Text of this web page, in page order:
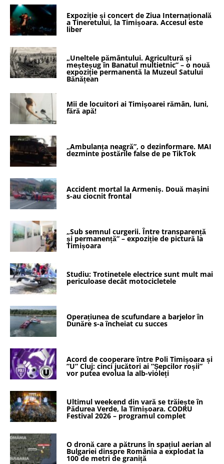
Expoziție și concert de Ziua Internațională
a Tineretului, la Timișoara. Accesul este
liber
„Uneltele pământului. Agricultură și
meșteșug în Banatul multietnic” – o nouă
expoziție permanentă la Muzeul Satului
Bănățean
Mii de locuitori ai Timișoarei rămân, luni,
fără apă!
„Ambulanța neagră”, o dezinformare. MAI
dezminte postările false de pe TikTok
Accident mortal la Armeniș. Două mașini
s-au ciocnit frontal
„Sub semnul curgerii. Între transparență
și permanență” – expoziție de pictură la
Timișoara
Studiu: Trotinetele electrice sunt mult mai
periculoase decât motocicletele
Operațiunea de scufundare a barjelor în
Dunăre s-a încheiat cu succes
Acord de cooperare între Poli Timișoara și
”U” Cluj: cinci jucători ai ”Șepcilor roșii”
vor putea evolua la alb-violeți
Ultimul weekend din vară se trăiește în
Pădurea Verde, la Timișoara. CODRU
Festival 2026 – programul complet
O dronă care a pătruns în spațiul aerian al
Bulgariei dinspre România a explodat la
100 de metri de graniță